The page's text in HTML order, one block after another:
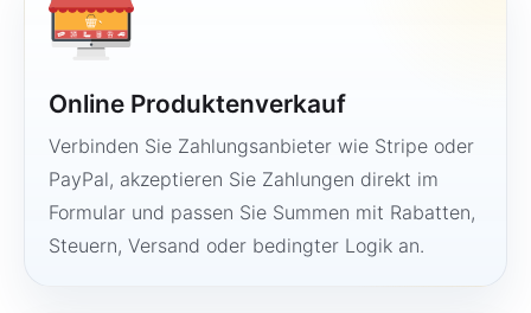
Online Produktenverkauf
Verbinden Sie Zahlungsanbieter wie Stripe oder
PayPal, akzeptieren Sie Zahlungen direkt im
Formular und passen Sie Summen mit Rabatten,
Steuern, Versand oder bedingter Logik an.